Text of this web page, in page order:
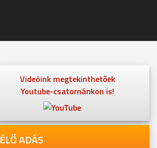
Videóink megtekinthetőek
Youtube-csatornánkon is!
ÉLŐ ADÁS